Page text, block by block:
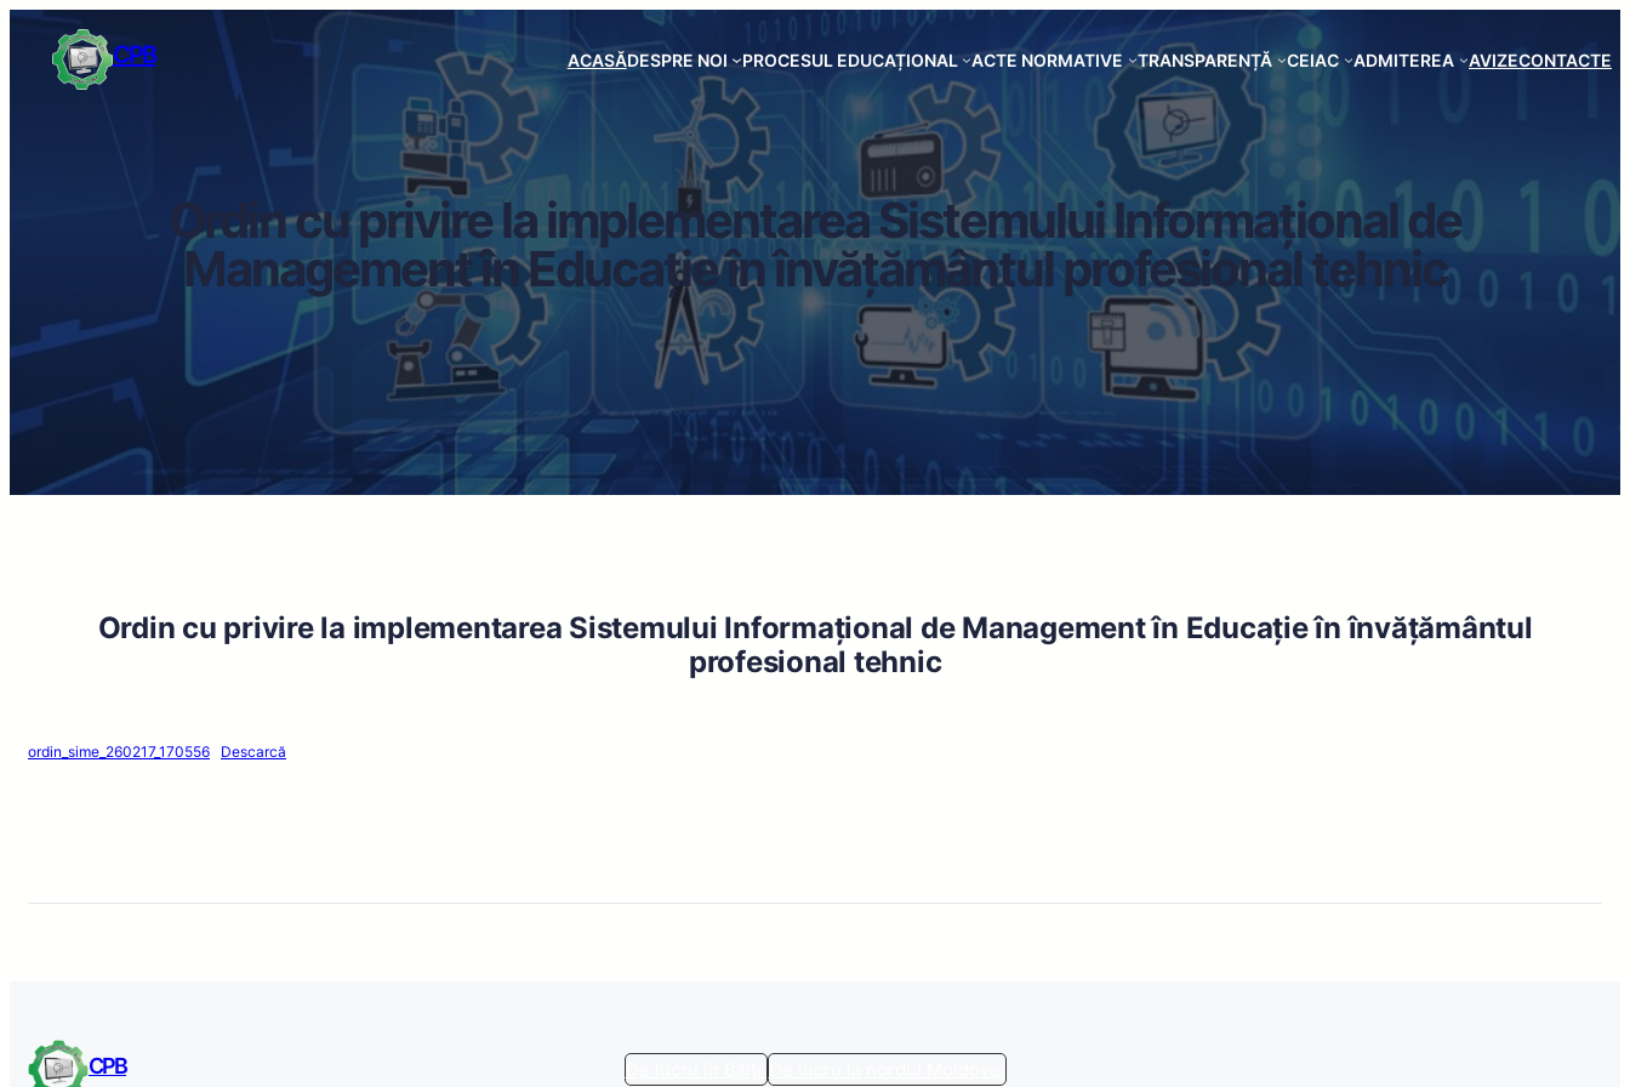
CPB ACASĂDESPRE NOI PROCESUL EDUCAȚIONAL ACTE NORMATIVE TRANSPARENȚĂ CEIAC ADMITEREA AVIZECONTACTE
Ordin cu privire la implementarea Sistemului Informațional de
Management în Educație în învățământul profesional tehnic
Ordin cu privire la implementarea Sistemului Informațional de Management în Educație în învățământul
profesional tehnic
ordin_sime_260217_170556 Descarcă
CPB